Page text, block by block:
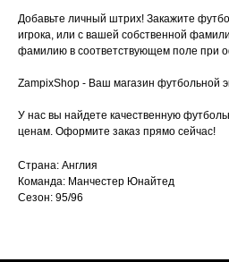
Добавьте личный штрих! Закажите
игрока, или с вашей собственной
фамилию в соответствующем поле при
ZampixShop - Ваш магазин футбольной
У нас вы найдете качественную
ценам. Оформите заказ прямо сейчас!
Страна: Англия
Команда: Манчестер Юнайтед
Сезон: 95/96